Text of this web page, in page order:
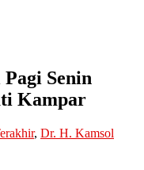
Senin
Kampar
, Dr. H. Kamsol